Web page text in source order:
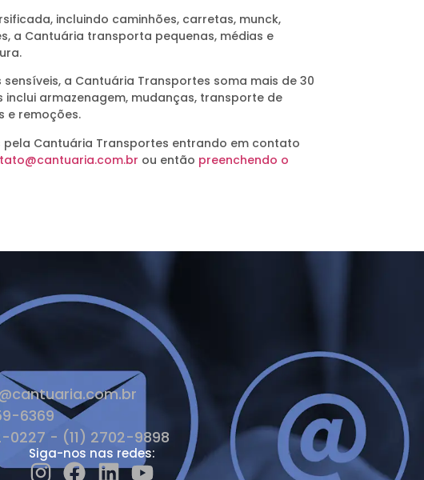
incluindo caminhões, carretas, munck,
a Cantuária transporta pequenas, médias e
a Cantuária Transportes soma mais de 30
inclui armazenagem, mudanças, transporte de
e remoções.
Cantuária Transportes entrando em contato
ou então preenchendo o
6369
0227 - (11) 2702-9898
Siga-nos nas redes: